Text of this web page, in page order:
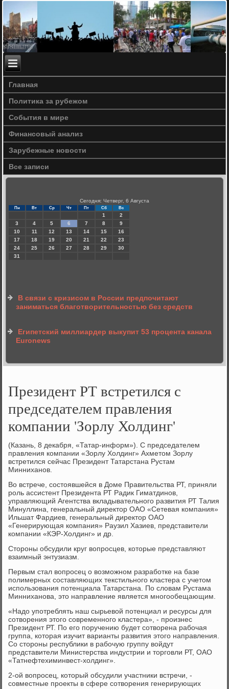
Главная
Политика за рубежом
События в мире
Финансовый анализ
Зарубежные новости
Все записи
Сегодня: Четверг, 6 Августа
Пн Вт Ср Чт Пт Сб Вс
1
2
3
4 5 6 7 8
9
10
11 12 13 14 15
16
17
18 19 20 21 22
23
24
25 26 27 28 29
30
31
В связи с кризисом в России предпочитают
заниматься благотворительностью без средств
Египетский миллиардер выкупит 53 процента канала
Euronews
Президент РТ встретился с
председателем правления
компании 'Зорлу Холдинг'
(Казань, 8 декабря, «Татар-информ»). С председателем
правления компании «Зорлу Холдинг» Ахметом Зорлу
встретился сейчас Президент Татарстана Рустам
Минниханов.
Во встрече, состоявшейся в Доме Правительства РТ, приняли
роль ассистент Президента РТ Радик Гиматдинов,
управляющий Агентства вкладывательного развития РТ Талия
Минуллина, генеральный директор ОАО «Сетевая компания»
Ильшат Фардиев, генеральный директор ОАО
«Генерирующая компания» Раузил Хазиев, представители
компании «КЭР-Холдинг» и др.
Стороны обсудили круг вопросцев, которые представляют
взаимный энтузиазм.
Первым стал вопросец о возможном разработке на базе
полимерных составляющих текстильного кластера с учетом
использования потенциала Татарстана. По словам Рустама
Минниханова, это направление является многообещающим.
«Надо употреблять наш сырьевой потенциал и ресурсы для
сотворения этого современного кластера», - произнес
Президент РТ. По его поручению будет сотворена рабочая
группа, которая изучит варианты развития этого направления.
Со стороны республики в рабочую группу войдут
представители Министерства индустрии и торговли РТ, ОАО
«Татнефтехиминвест-холдинг».
2-ой вопросец, который обсудили участники встречи, -
совместные проекты в сфере сотворения генерирующих